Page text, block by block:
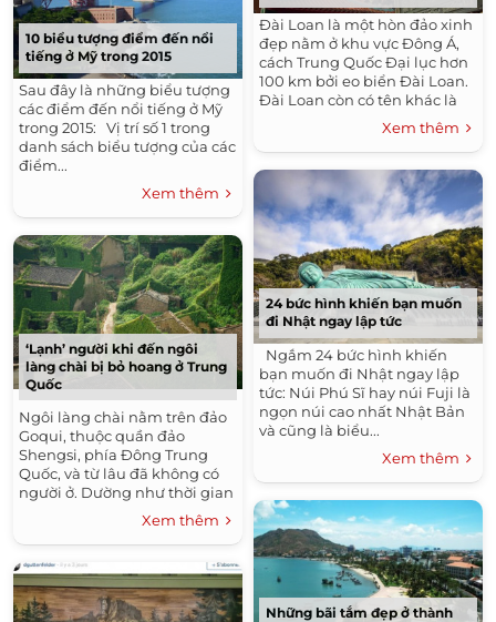
10 biểu tượng điểm đến nổi
tiếng ở Mỹ trong 2015
Sau đây là những biểu tượng
các điểm đến nổi tiếng ở Mỹ
trong 2015: Vị trí số 1 trong
danh sách biểu tượng của các
điểm...
Xem thêm
‘Lạnh’ người khi đến ngôi
làng chài bị bỏ hoang ở Trung
Quốc
Ngôi làng chài nằm trên đảo
Goqui, thuộc quần đảo
Shengsi, phía Đông Trung
Quốc, và từ lâu đã không có
người ở. Dường như thời gian
dừng lại nơi đây. Những ngôi
nhà đầy những dây leo phủ,
xanh...
Xem thêm
Đài Loan là một hòn đảo xinh
đẹp nằm ở khu vực Đông Á,
cách Trung Quốc Đại lục hơn
100 km bởi eo biển Đài Loan.
Đài Loan còn có tên khác là
llha Formosa, có nghĩa là “hòn
đảo xinh đẹp”. Đài...
Xem thêm
24 bức hình khiến bạn muốn
đi Nhật ngay lập tức
Ngắm 24 bức hình khiến
bạn muốn đi Nhật ngay lập
tức: Núi Phú Sĩ hay núi Fuji là
ngọn núi cao nhất Nhật Bản
và cũng là biểu...
Xem thêm
Những bãi tắm đẹp ở thành